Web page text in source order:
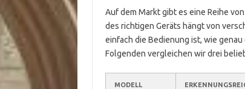
Auf dem Markt gibt es eine Reihe
des richtigen Geräts hängt von
einfach die Bedienung ist, wie
Folgenden vergleichen wir drei
MODELL